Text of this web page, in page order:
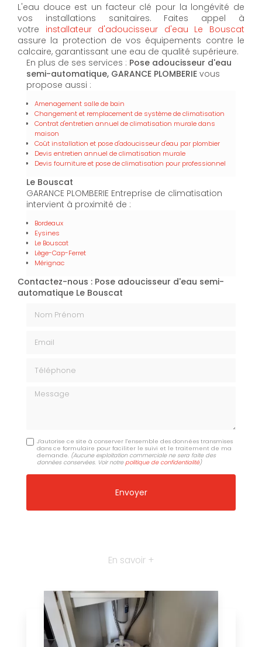
L'eau douce est un facteur clé pour la longévité de
vos installations sanitaires. Faites appel à
votre installateur d'adoucisseur d'eau Le Bouscat
assure la protection de vos équipements contre le
calcaire, garantissant une eau de qualité supérieure.
En plus de ses services : Pose adoucisseur d'eau
semi-automatique, GARANCE PLOMBERIE vous
propose aussi :
Amenagement salle de bain
Changement et remplacement de système de climatisation
Contrat d'entretien annuel de climatisation murale dans
maison
Coût installation et pose d'adoucisseur d'eau par plombier
Devis entretien annuel de climatisation murale
Devis fourniture et pose de climatisation pour professionnel
Le Bouscat
GARANCE PLOMBERIE Entreprise de climatisation
intervient à proximité de :
Bordeaux
Eysines
Le Bouscat
Lège-Cap-Ferret
Mérignac
Contactez-nous : Pose adoucisseur d'eau semi-
automatique Le Bouscat
Message
J'autorise ce site à conserver l'ensemble des données transmises
dans ce formulaire pour faciliter le suivi et le traitement de ma
demande. (Aucune exploitation commerciale ne sera faite des
données conservées. Voir notrepolitique de confidentialité)
En savoir +